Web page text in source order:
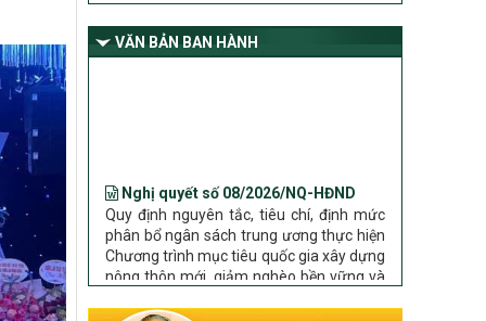
Chỉ thị về đẩy mạnh thực hiện Chương trình
mục tiêu quốc gia xây dựng nông thôn mới,
tỉnh về tình hình thực hiện các Chương trình
mục tiêu quốc gia trên địa bàn
VĂN BẢN BAN HÀNH
phân bổ ngân sách trung ương thực hiện
Chương trình mục tiêu quốc gia xây dựng
nông thôn mới, giảm nghèo bền vững và
phát triển kinh tế – xã hội vùng đồng bào
dân tộc thiểu số và miền núi giai đoạn